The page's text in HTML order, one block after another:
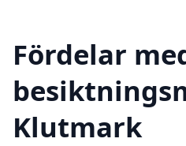
Fördelar
Klutmark